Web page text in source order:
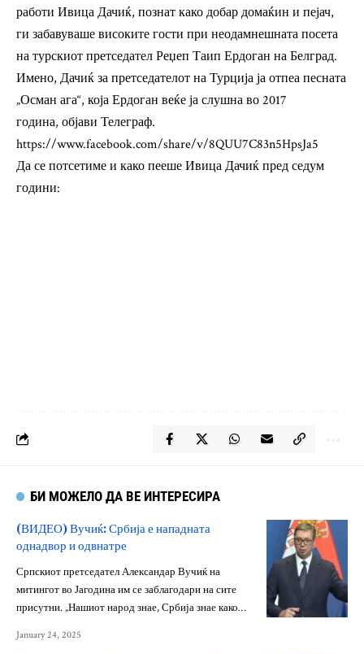
работи Ивица Дачиќ, познат како добар домаќин и пејач,
ги забавуваше високите гости при неодамнешната посета
на турскиот претседател Реџеп Таип Ердоган на Белград.
Имено, Дачиќ за претседателот на Турција ја отпеа песната
„Осман ага“, која Ердоган веќе ја слушна во 2017
година, објави Телеграф.
https://www.facebook.com/share/v/8QUU7C83n5HpsJa5
Да се ​​потсетиме и како пееше Ивица Дачиќ пред седум
години:
БИ МОЖЕЛО ДА ВЕ ИНТЕРЕСИРА
(ВИДЕО) Вучиќ: Србија е нападната
однадвор и одвнатре
Српскиот претседател Александар Вучиќ на
митингот во Јагодина им се заблагодари на сите
присутни. „Нашиот народ знае, Србија знае како…
January 24, 2025